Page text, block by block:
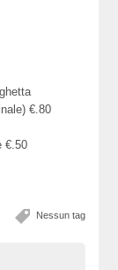
€.80
€.50
Nessun tag